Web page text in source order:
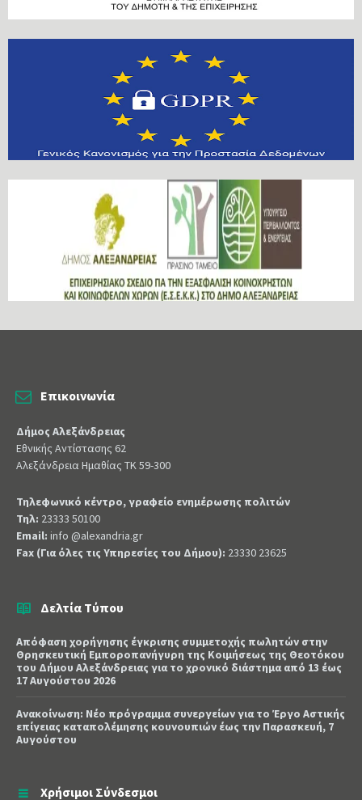
Επικοινωνία
Δήμος Αλεξάνδρειας
Εθνικής Αντίστασης 62
Αλεξάνδρεια Ημαθίας ΤΚ 59-300
Τηλεφωνικό κέντρο, γραφείο ενημέρωσης πολιτών
Τηλ: 23333 50100
Email: info @alexandria.gr
Fax (Για όλες τις Υπηρεσίες του Δήμου): 23330 23625
Δελτία Τύπου
Απόφαση χορήγησης έγκρισης συμμετοχής πωλητών στην
Θρησκευτική Εμποροπανήγυρη της Κοιμήσεως της Θεοτόκου
του Δήμου Αλεξάνδρειας για το χρονικό διάστημα από 13 έως
17 Αυγούστου 2026
Ανακοίνωση: Νέο πρόγραμμα συνεργείων για το Έργο Αστικής
επίγειας καταπολέμησης κουνουπιών έως την Παρασκευή, 7
Αυγούστου
Χρήσιμοι Σύνδεσμοι